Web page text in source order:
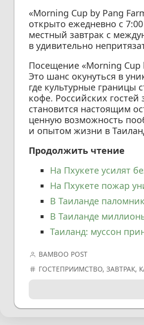
«Morning Cup by Pang
открыто ежедневно с
местный завтрак с
в удивительно
Посещение «Morning Cup
Это шанс окунуться в
где культурные
кофе. Российских
становится настоящим
ценную возможность
и опытом жизни в
Продолжить чтение
На Пхукете усилят
На Пхукете пожар
В Таиланде
В Таиланде
Таиланд: муссон
BAMBOO POST
ГОСТЕПРИИМСТВО,ЗАВТРАК,